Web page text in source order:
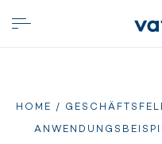
HOME /